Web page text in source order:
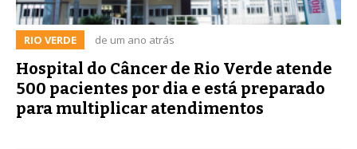
RIO VERDE de um ano atrás
Hospital do Câncer de Rio Verde atende
500 pacientes por dia e está preparado
para multiplicar atendimentos